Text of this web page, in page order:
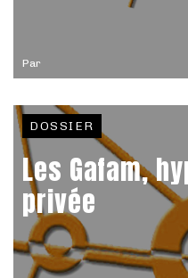
Par
DOSSIER
Les Gafam,
privée